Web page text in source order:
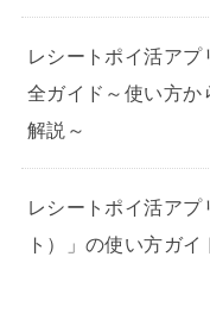
レシートポイ活ア
全ガイド～使い方か
解説～
レシートポイ活ア
ト）」の使い方ガイ